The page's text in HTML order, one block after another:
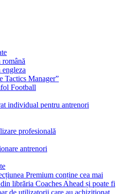
Tactics Manager”
Football
individual pentru antrenori
profesională
antrenori
Premium conține cea mai
librăria Coaches Ahead și poate fi
de utilizatorii care au achiziționat